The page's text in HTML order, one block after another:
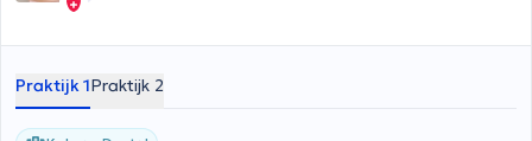
Praktijk 1Praktijk 2